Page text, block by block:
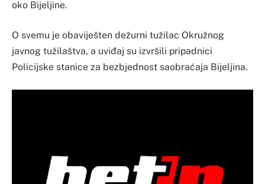
oko Bijeljine.
O svemu je obaviješten dežurni tužilac Okružnog
javnog tužilaštva, a uviđaj su izvršili pripadnici
Policijske stanice za bezbjednost saobraćaja Bijeljina.